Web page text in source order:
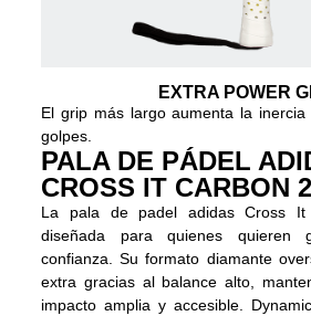
EXTRA POWER
El grip más largo aumenta la
golpes.
PALA DE PÁDEL
CROSS IT CARBON
La pala de padel adidas Cross It
diseñada para quienes quieren
confianza. Su formato diamante
extra gracias al balance alto,
impacto amplia y accesible.